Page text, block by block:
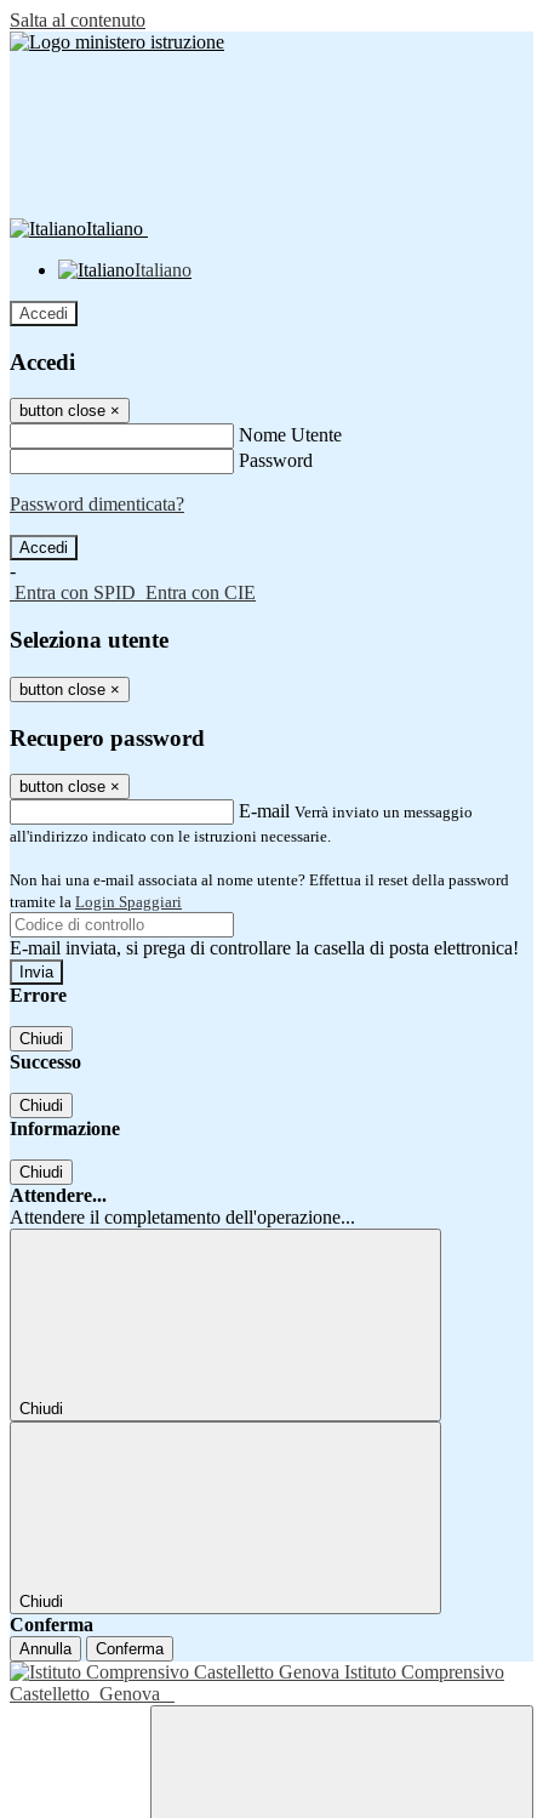
Salta al contenuto
Italiano
Italiano
Accedi
Accedi
button close ×
Nome Utente
Password
Password dimenticata?
-
Entra con SPID Entra con CIE
Seleziona utente
button close ×
Recupero password
button close ×
E-mail Verrà inviato un messaggio
all'indirizzo indicato con le istruzioni necessarie.
Non hai una e-mail associata al nome utente? Effettua il reset della password
tramite la Login Spaggiari
E-mail inviata, si prega di controllare la casella di posta elettronica!
Errore
Chiudi
Successo
Chiudi
Informazione
Chiudi
Attendere...
Attendere il completamento dell'operazione...
Chiudi
Chiudi
Conferma
Annulla Conferma
Istituto Comprensivo
Castelletto Genova